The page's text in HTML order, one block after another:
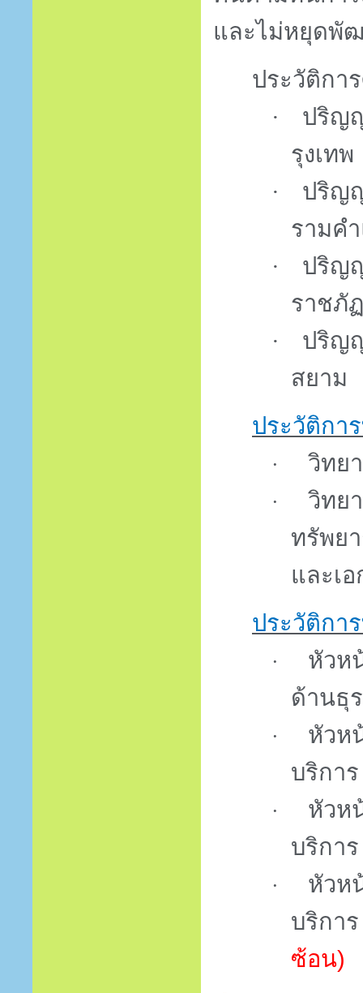
และไม่หยุดพั
ประวัติกา
·
ปริญ
รุงเทพ
·
ปริญ
รามค
·
ปริญ
ราชภั
·
ปริญ
สยาม
ประวัติกา
· วิทย
·
วิทย
ทรัพย
และเ
ประวัติกา
·
หัวห
ด้านธุ
·
หัวห
บริการ
·
หัวห
บริการ
·
หัวห
บริกา
ซ้อน)